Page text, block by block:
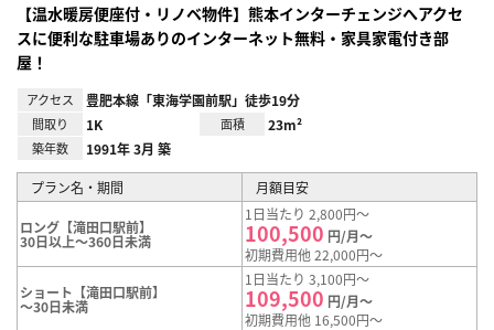
【温水暖房便座付・リノベ物件】熊本インターチェンジへアクセ
スに便利な駐車場ありのインターネット無料・家具家電付き部
屋！
アクセス 豊肥本線「東海学園前駅」徒歩19分
間取り 1K 面積 23m²
築年数 1991年 3月 築
プラン名・期間 月額目安
ロング【滝田口駅前】
30日以上～360日未満
1日当たり 2,800円～
100,500 円/月～
初期費用他 22,000円～
ショート【滝田口駅前】
～30日未満
1日当たり 3,100円～
109,500 円/月～
初期費用他 16,500円～